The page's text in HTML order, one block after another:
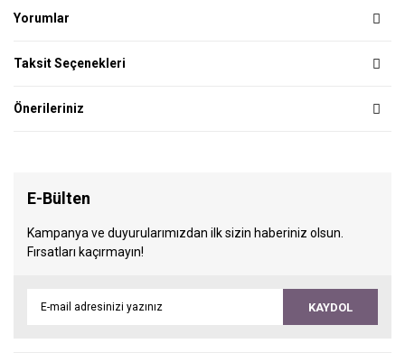
Yorumlar
Taksit Seçenekleri
Önerileriniz
E-Bülten
Kampanya ve duyurularımızdan ilk sizin haberiniz olsun.
Fırsatları kaçırmayın!
KAYDOL